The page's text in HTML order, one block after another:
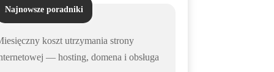
Najnowsze poradniki
koszt utrzymania strony
— hosting, domena i obsługa